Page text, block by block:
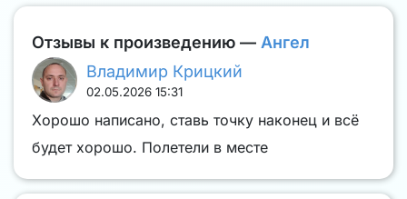
Отзывы к произведению — Ангел
Владимир Крицкий
02.05.2026 15:31
Хорошо написано, ставь точку наконец и всё
будет хорошо. Полетели в месте